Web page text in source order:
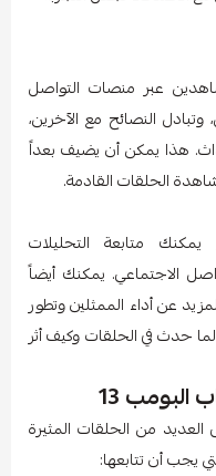
عبر منصات التواصل
النصائح مع الآخرين،
هذا يمكن أن يضيف بعداً
الحلقات القادمة.
يمكنك متابعة التحليلات
الاجتماعي. يمكنك أيضاً
عن أداء الممثلين وتطور
حدث في الحلقات وكيف أثر
13
13" يحتوي على العديد من الحلقات المثيرة
يجب أن تتابعها: